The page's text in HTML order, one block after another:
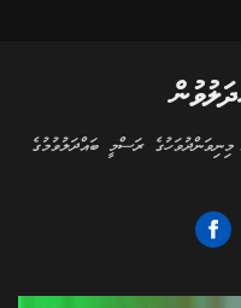
2018: ދިވެހި ރާއްޖޭގެ 53 ވަނަ މިނިވަންދުވަހުގެ ރަސްމީ ބައްދަލުވުމުގެ